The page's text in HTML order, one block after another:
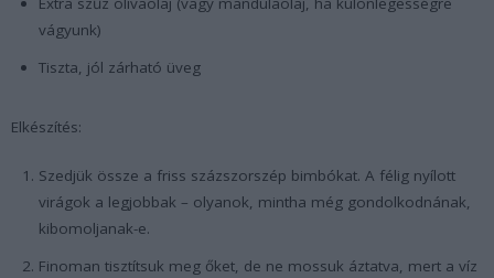
vágyunk)
Tiszta, jól zárható üveg
Elkészítés:
Szedjük össze a friss százszorszép bimbókat. A félig nyílott
virágok a legjobbak – olyanok, mintha még gondolkodnának,
kibomoljanak-e.
Finoman tisztítsuk meg őket, de ne mossuk áztatva, mert a víz